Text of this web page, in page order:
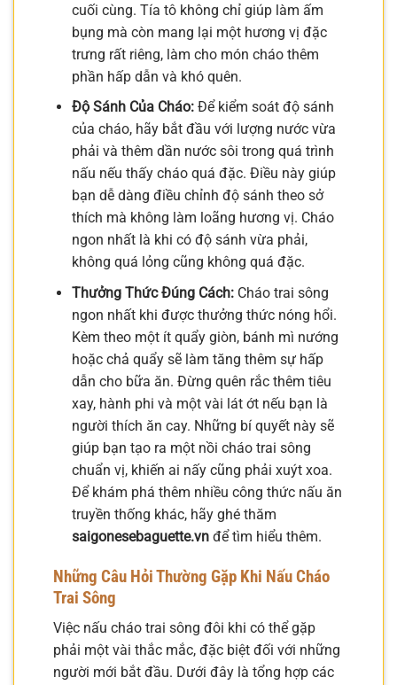
cuối cùng. Tía tô không chỉ giúp làm ấm
bụng mà còn mang lại một hương vị đặc
trưng rất riêng, làm cho món cháo thêm
phần hấp dẫn và khó quên.
Độ Sánh Của Cháo:Để kiểm soát độ sánh
của cháo, hãy bắt đầu với lượng nước vừa
phải và thêm dần nước sôi trong quá trình
nấu nếu thấy cháo quá đặc. Điều này giúp
bạn dễ dàng điều chỉnh độ sánh theo sở
thích mà không làm loãng hương vị. Cháo
ngon nhất là khi có độ sánh vừa phải,
không quá lỏng cũng không quá đặc.
Thưởng Thức Đúng Cách:Cháo trai sông
ngon nhất khi được thưởng thức nóng hổi.
Kèm theo một ít quẩy giòn, bánh mì nướng
hoặc chả quẩy sẽ làm tăng thêm sự hấp
dẫn cho bữa ăn. Đừng quên rắc thêm tiêu
xay, hành phi và một vài lát ớt nếu bạn là
người thích ăn cay. Những bí quyết này sẽ
giúp bạn tạo ra một nồi cháo trai sông
chuẩn vị, khiến ai nấy cũng phải xuýt xoa.
Để khám phá thêm nhiều công thức nấu ăn
truyền thống khác, hãy ghé thăm
saigonesebaguette.vnđể tìm hiểu thêm.
Những Câu Hỏi Thường Gặp Khi Nấu Cháo
Trai Sông
Việc nấu cháo trai sông đôi khi có thể gặp
phải một vài thắc mắc, đặc biệt đối với những
người mới bắt đầu. Dưới đây là tổng hợp các